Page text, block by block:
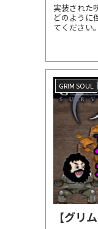
実装された
どのように
てください。
GRIM SOUL
【グリ